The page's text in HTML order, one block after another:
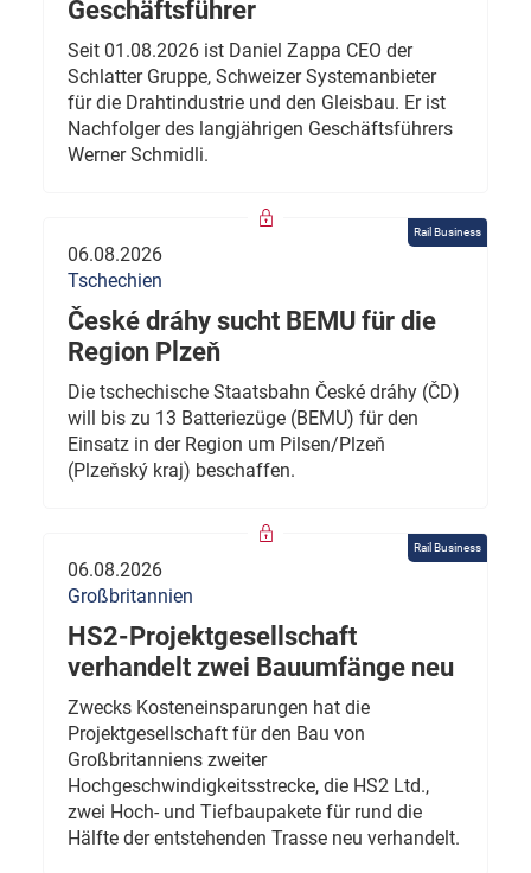
Geschäftsführer
Seit 01.08.2026 ist Daniel Zappa CEO der
Schlatter Gruppe, Schweizer Systemanbieter
für die Drahtindustrie und den Gleisbau. Er ist
Nachfolger des langjährigen Geschäftsführers
Werner Schmidli.
Rail Business
06.08.2026
Tschechien
České dráhy sucht BEMU für die
Region Plzeň
Die tschechische Staatsbahn České dráhy (ČD)
will bis zu 13 Batteriezüge (BEMU) für den
Einsatz in der Region um Pilsen/Plzeň
(Plzeňský kraj) beschaffen.
Rail Business
06.08.2026
Großbritannien
HS2-Projektgesellschaft
verhandelt zwei Bauumfänge neu
Zwecks Kosteneinsparungen hat die
Projektgesellschaft für den Bau von
Großbritanniens zweiter
Hochgeschwindigkeitsstrecke, die HS2 Ltd.,
zwei Hoch- und Tiefbaupakete für rund die
Hälfte der entstehenden Trasse neu verhandelt.